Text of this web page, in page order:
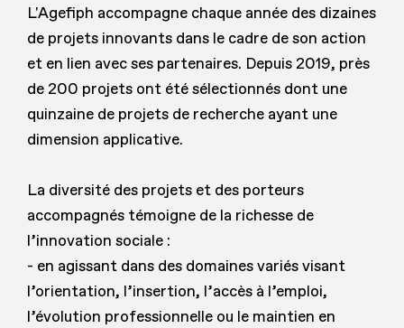
pied
page
L'Agefiph accompagne chaque année des dizaines
de projets innovants dans le cadre de son action
et en lien avec ses partenaires. Depuis 2019, près
de 200 projets ont été sélectionnés dont une
quinzaine de projets de recherche ayant une
dimension applicative.
La diversité des projets et des porteurs
accompagnés témoigne de la richesse de
l’innovation sociale :
- en agissant dans des domaines variés visant
l’orientation, l’insertion, l’accès à l’emploi,
l’évolution professionnelle ou le maintien en